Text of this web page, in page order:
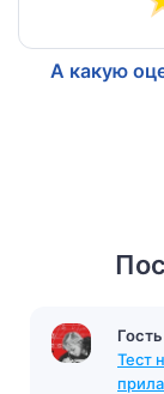
А какую
Тест